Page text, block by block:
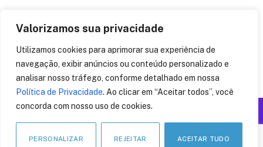
Valorizamos sua privacidade
Utilizamos cookies para aprimorar sua experiência de
navegação, exibir anúncios ou conteúdo personalizado e
analisar nosso tráfego, conforme detalhado em nossa
Política de Privacidade. Ao clicar em “Aceitar todos”, você
concorda com nosso uso de cookies.
PERSONALIZAR REJEITAR ACEITAR TUDO
© 2014CryptoID. Todos os direitos reservados.